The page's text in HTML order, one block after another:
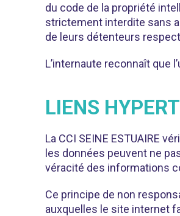
du code de la propriété
strictement interdite sans
de leurs détenteurs
L’internaute reconnaît que
LIENS
La CCI SEINE ESTUAIRE
les données peuvent ne
véracité des informations
Ce principe de non
auxquelles le site internet